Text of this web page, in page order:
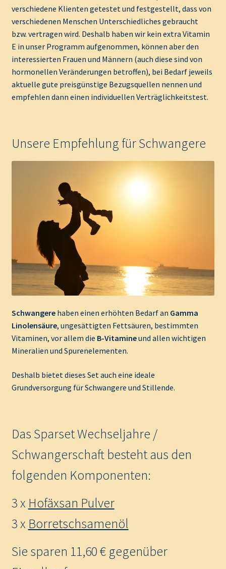
verschiedene Klienten getestet und festgestellt, dass von
verschiedenen Menschen Unterschiedliches gebraucht
bzw. vertragen wird. Deshalb haben wir kein extra Vitamin
E in unser Programm aufgenommen, können aber den
interessierten Frauen und Männern (auch diese sind von
hormonellen Veränderungen betroffen), bei Bedarf jeweils
aktuelle gute preisgünstige Bezugsquellen nennen und
empfehlen dann einen individuellen Verträglichkeitstest.
Unsere Empfehlung für Schwangere
Schwangerehaben einen erhöhten Bedarf an Gamma
Linolensäure, ungesättigten Fettsäuren, bestimmten
Vitaminen, vor allem die B-Vitamineund allen wichtigen
Mineralien und Spurenelementen.
Deshalb bietet dieses Set auch eine ideale
Grundversorgung für Schwangere und Stillende.
Das Sparset Wechseljahre /
Schwangerschaft besteht aus den
folgenden Komponenten:
3 x Hofäxsan Pulver
3 x Borretschsamenöl
Sie sparen 11,60 € gegenüber